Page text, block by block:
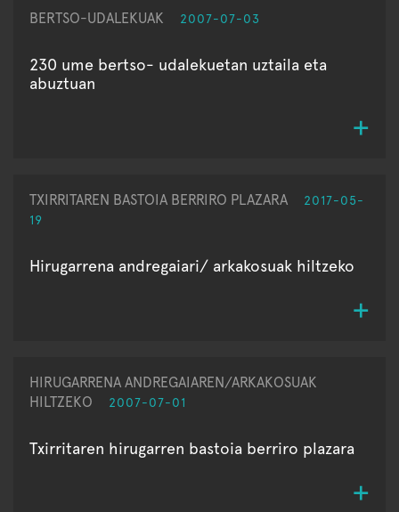
BERTSO-UDALEKUAK 2007-07-03
230 ume bertso- udalekuetan uztaila eta
abuztuan
TXIRRITAREN BASTOIA BERRIRO PLAZARA
2017-05-
19
Hirugarrena andregaiari/ arkakosuak hiltzeko
HIRUGARRENA ANDREGAIAREN/ARKAKOSUAK
HILTZEKO
2007-07-01
Txirritaren hirugarren bastoia berriro plazara